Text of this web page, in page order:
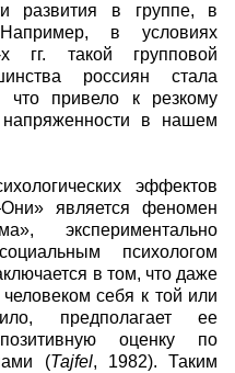
развития в группе, в
Например, в условиях
гг. такой групповой
россиян стала
что привело к резкому
в нашем
эффектов
является феномен
экспериментально
психологом
в том, что даже
себя к той или
предполагает ее
оценку по
(Tajfel, 1982). Таким